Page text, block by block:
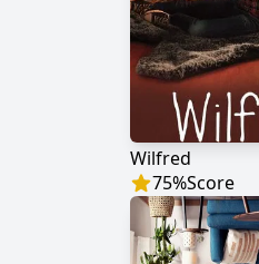
Wilfred
75%Score